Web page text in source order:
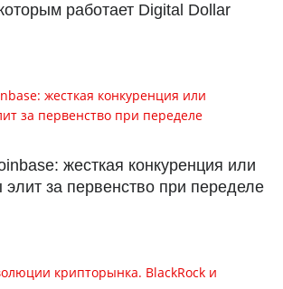
работает Digital Dollar
жесткая конкуренция или
за первенство при переделе